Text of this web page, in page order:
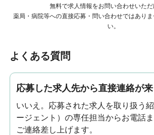
無料で求人情報をお問い合わせいただ
薬局・病院等への直接応募・問い合わせではあり
い。
よくある質問
応募した求人先から直接連絡が
いいえ。応募された求人を取り扱う
ージェント）の専任担当からお電話
ご連絡差し上げます。